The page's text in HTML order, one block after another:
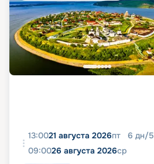
13:0021 августа 2026пт 6 дн/5
09:0026 августа 2026ср